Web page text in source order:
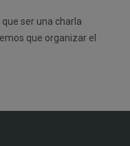
ser una charla
que organizar el